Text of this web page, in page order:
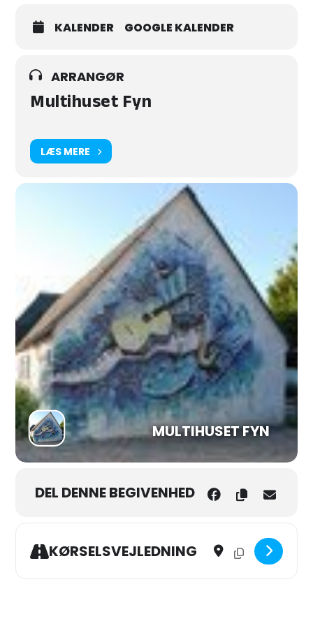
KALENDER GOOGLE KALENDER
ARRANGØR
Multihuset Fyn
LÆS MERE
MULTIHUSET FYN
DEL DENNE BEGIVENHED
KØRSELSVEJLEDNING Address - Åben Scene
Destination